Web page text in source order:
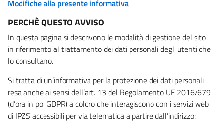
Modifiche alla presente informativa
PERCHÈ QUESTO AVVISO
In questa pagina si descrivono le modalità di gestione del sito
in riferimento al trattamento dei dati personali degli utenti che
lo consultano.
Si tratta di un’informativa per la protezione dei dati personali
resa anche ai sensi dell’art. 13 del Regolamento UE 2016/679
(d’ora in poi GDPR) a coloro che interagiscono con i servizi web
di IPZS accessibili per via telematica a partire dall’indirizzo: